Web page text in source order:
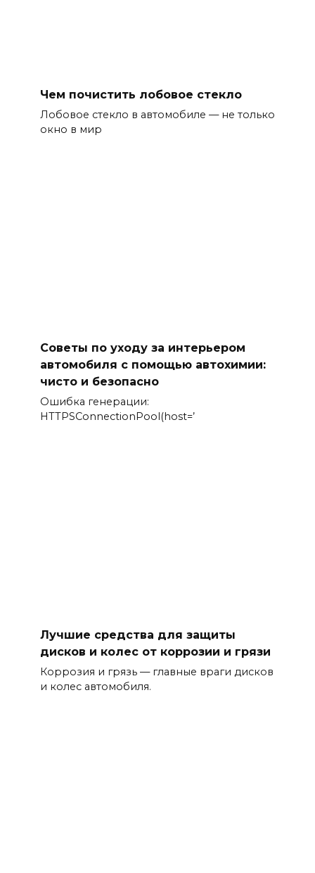
Чем почистить лобовое стекло
Лобовое стекло в автомобиле — не только
окно в мир
Советы по уходу за интерьером
автомобиля с помощью автохимии:
чисто и безопасно
Ошибка генерации:
HTTPSConnectionPool(host=’
Лучшие средства для защиты
дисков и колес от коррозии и грязи
Коррозия и грязь — главные враги дисков
и колес автомобиля.